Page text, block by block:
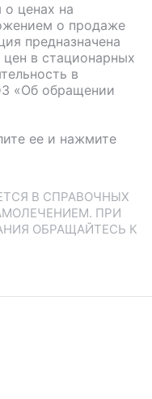
ценах на
о продаже
предназначена
в стационарных
в
«Об обращении
ее и нажмите
В СПРАВОЧНЫХ
ПРИ
ОБРАЩАЙТЕСЬ К